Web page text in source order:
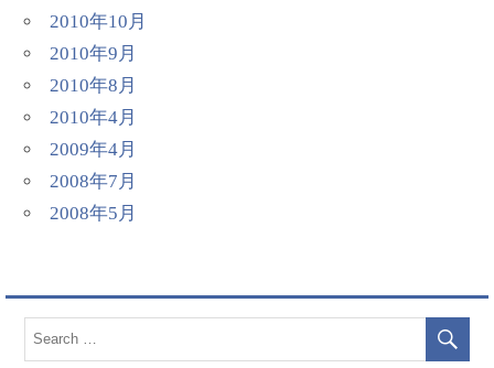
2010年10月
2010年9月
2010年8月
2010年4月
2009年4月
2008年7月
2008年5月